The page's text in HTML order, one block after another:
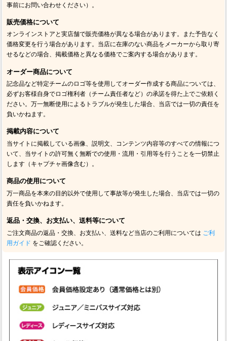
事前にお問い合わせください）。
販売価格について
オンラインストアと実店舗で販売価格が異なる場合があります。また予告なく
価格変更を行う場合があります。当店に在庫のない商品をメーカーから取り寄
せるなどの場合、掲載価格と異なる価格でご案内する場合があります。
オーダー商品について
記念品など特定チームのロゴ等を使用してオーダー作成する商品については、
必ずお客様自身でロゴ権利者（チーム責任者など）の承諾を得た上でご依頼く
ださい。万一無断使用によるトラブルが発生した場合、当店では一切の責任を
負いかねます。
掲載内容について
当サイトに掲載している画像、説明文、コンテンツ内容等のすべての情報につ
いて、当サイトの許可無く無断での使用・流用・引用等を行うことを一切禁止
します（キャプチャ画像含む）。
商品の使用について
万一商品を本来の目的以外で使用して事故等が発生した場合、当店では一切の
責任を負いかねます。
返品・交換、お支払い、送料等について
ご注文商品の返品・交換、お支払い、送料など当店のご利用については ご利
用ガイド をご確認ください。